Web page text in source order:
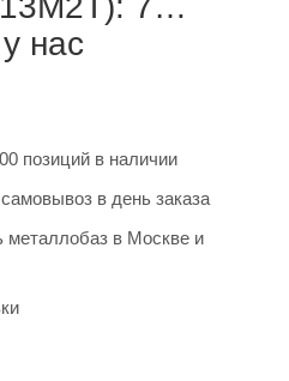
нас
позиций в наличии
в день заказа
металлобаз в Москве и